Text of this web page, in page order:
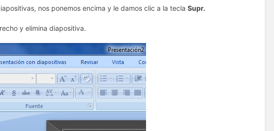
nos ponemos encima y le damos clic a la teclaSupr.
y elimina diapositiva.